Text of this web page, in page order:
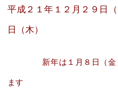
平成２１年１２月２９日
日（木）
新年は１月８日（金
ます